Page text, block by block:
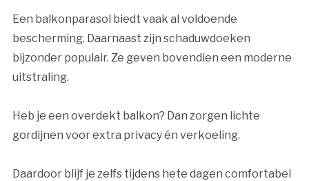
Een balkonparasol biedt vaak al voldoende
bescherming. Daarnaast zijn schaduwdoeken
bijzonder populair. Ze geven bovendien een moderne
uitstraling.
Heb je een overdekt balkon? Dan zorgen lichte
gordijnen voor extra privacy én verkoeling.
Daardoor blijf je zelfs tijdens hete dagen comfortabel